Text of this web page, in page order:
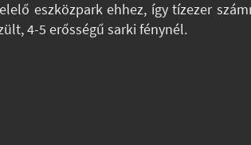
eszközpark ehhez, így tízezer
4-5 erősségű sarki fénynél.